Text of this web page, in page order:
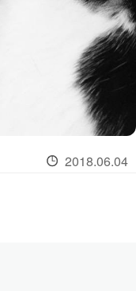
2018.06.04